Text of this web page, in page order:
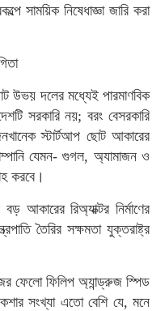
সাময়িক নিষেধাজ্ঞা জারি করা
উভয় দলের মধ্যেই পারমাণবিক
সরকারি নয়; বরং বেসরকারি
স্টার্টআপ ছোট আকারের
যেমন- গুগল, অ্যামাজন ও
করবে।
রিঅ্যাক্টর নির্মাণের
তৈরির সক্ষমতা যুক্তরাষ্ট্র
ফেলো ফিলিপ অ্যান্ড্রুজ স্পিড
সংখ্যা এতো বেশি যে, মনে